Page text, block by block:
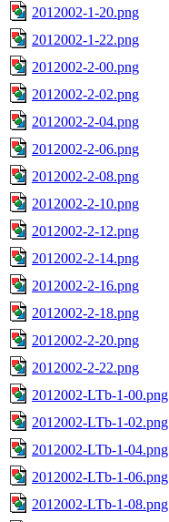
2012002-1-20.png
2012002-1-22.png
2012002-2-00.png
2012002-2-02.png
2012002-2-04.png
2012002-2-06.png
2012002-2-08.png
2012002-2-10.png
2012002-2-12.png
2012002-2-14.png
2012002-2-16.png
2012002-2-18.png
2012002-2-20.png
2012002-2-22.png
2012002-LTb-1-00.png
2012002-LTb-1-02.png
2012002-LTb-1-04.png
2012002-LTb-1-06.png
2012002-LTb-1-08.png